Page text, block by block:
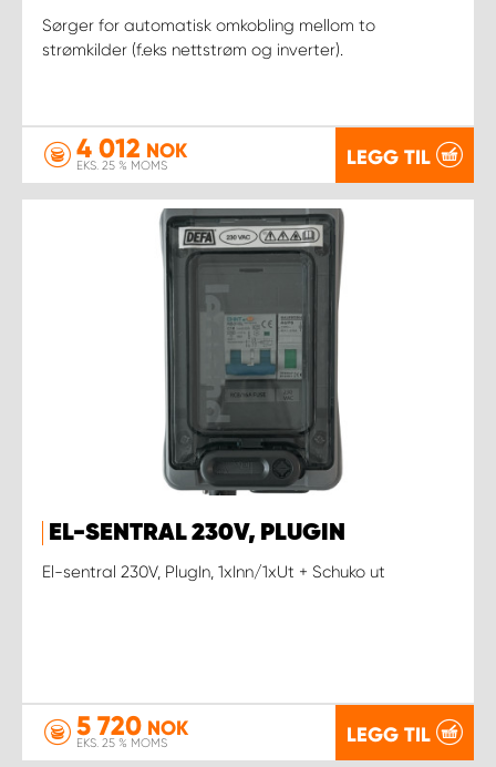
Sørger for automatisk omkobling mellom to
strømkilder (f.eks nettstrøm og inverter).
4 012 NOK
EKS. 25 % MOMS LEGG TIL
EL-SENTRAL 230V, PLUGIN
El-sentral 230V, PlugIn, 1xInn/1xUt + Schuko ut
5 720 NOK
EKS. 25 % MOMS LEGG TIL